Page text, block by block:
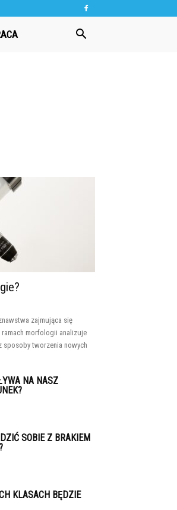
zajmująca się
morfologii analizuje
sposoby tworzenia nowych
NA NASZ
SOBIE Z BRAKIEM
KLASACH BĘDZIE